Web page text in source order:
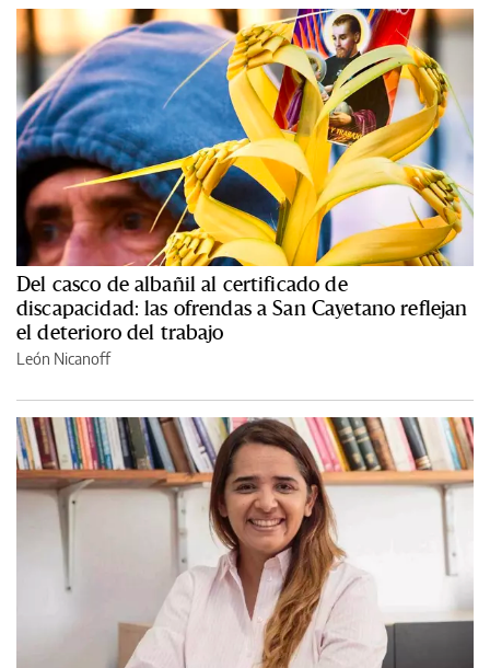
Del casco de albañil al certificado de
discapacidad: las ofrendas a San Cayetano reflejan
el deterioro del trabajo
León Nicanoff